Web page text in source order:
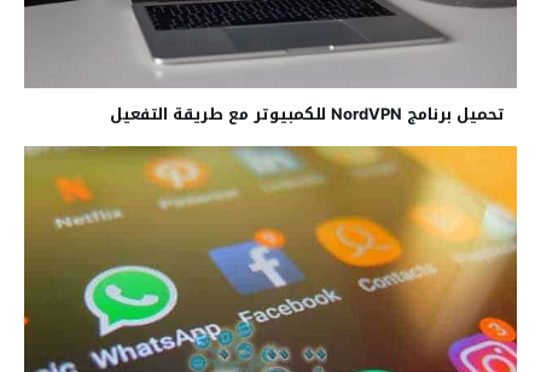
تحميل برنامج NordVPN للكمبيوتر مع طريقة التفعيل